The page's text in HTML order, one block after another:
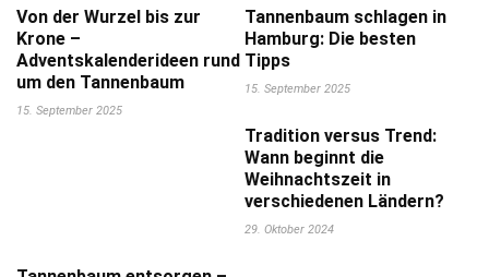
Von der Wurzel bis zur
Krone –
Adventskalenderideen rund
um den Tannenbaum
15. September 2025
Tannenbaum schlagen in
Hamburg: Die besten
Tipps
15. September 2025
Tradition versus Trend:
Wann beginnt die
Weihnachtszeit in
verschiedenen Ländern?
29. Oktober 2024